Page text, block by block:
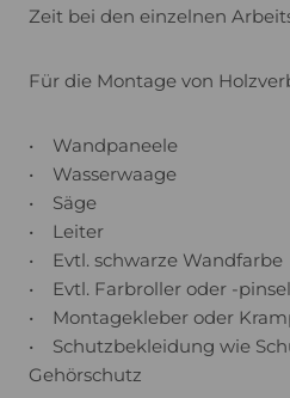
Zeit bei den einzelnen
Für die Montage von
• Wandpaneele
• Wasserwaage
• Säge
• Leiter
• Evtl. schwarze Wandfarbe
• Evtl. Farbroller oder -pinsel
• Montagekleber oder
• Schutzbekleidung wie
Gehörschutz